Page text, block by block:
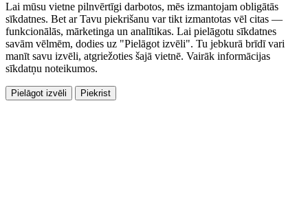
Lai mūsu vietne pilnvērtīgi darbotos, mēs izmantojam obligātās
sīkdatnes. Bet ar Tavu piekrišanu var tikt izmantotas vēl citas —
funkcionālās, mārketinga un analītikas. Lai pielāgotu sīkdatnes
savām vēlmēm, dodies uz "Pielāgot izvēli". Tu jebkurā brīdī vari
manīt savu izvēli, atgriežoties šajā vietnē. Vairāk informācijas
sīkdatņu noteikumos.
Pielāgot izvēli Piekrist